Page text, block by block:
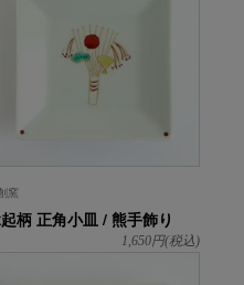
窯
柄 正角小皿 / 熊手飾り
1,650円(税込)